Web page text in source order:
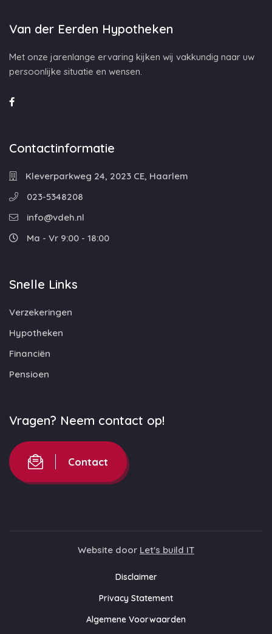
Van der Eerden Hypotheken
Met onze jarenlange ervaring kijken wij vakkundig naar uw
persoonlijke situatie en wensen.
Contactinformatie
Kleverparkweg 24, 2023 CE, Haarlem
023-5348208
info@vdeh.nl
Ma - Vr 9:00 - 18:00
Snelle Links
Verzekeringen
Hypotheken
Financiën
Pensioen
Vragen? Neem contact op!
Contact
Website door Let's build IT
Disclaimer
Privacy Statement
Algemene Voorwaarden